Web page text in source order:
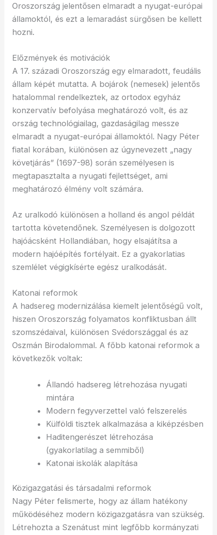
Oroszország jelentősen elmaradt a nyugat-európai
államoktól, és ezt a lemaradást sürgősen be kellett
hozni.
Előzmények és motivációk
A 17. századi Oroszország egy elmaradott, feudális
állam képét mutatta. A bojárok (nemesek) jelentős
hatalommal rendelkeztek, az ortodox egyház
konzervatív befolyása meghatározó volt, és az
ország technológiailag, gazdaságilag messze
elmaradt a nyugat-európai államoktól. Nagy Péter
fiatal korában, különösen az úgynevezett „nagy
követjárás” (1697-98) során személyesen is
megtapasztalta a nyugati fejlettséget, ami
meghatározó élmény volt számára.
Az uralkodó különösen a holland és angol példát
tartotta követendőnek. Személyesen is dolgozott
hajóácsként Hollandiában, hogy elsajátítsa a
modern hajóépítés fortélyait. Ez a gyakorlatias
szemlélet végigkísérte egész uralkodását.
Katonai reformok
A hadsereg modernizálása kiemelt jelentőségű volt,
hiszen Oroszország folyamatos konfliktusban állt
szomszédaival, különösen Svédországgal és az
Oszmán Birodalommal. A főbb katonai reformok a
következők voltak:
Állandó hadsereg létrehozása nyugati
mintára
Modern fegyverzettel való felszerelés
Külföldi tisztek alkalmazása a kiképzésben
Haditengerészet létrehozása
(gyakorlatilag a semmiből)
Katonai iskolák alapítása
Közigazgatási és társadalmi reformok
Nagy Péter felismerte, hogy az állam hatékony
működéséhez modern közigazgatásra van szükség.
Létrehozta a Szenátust mint legfőbb kormányzati